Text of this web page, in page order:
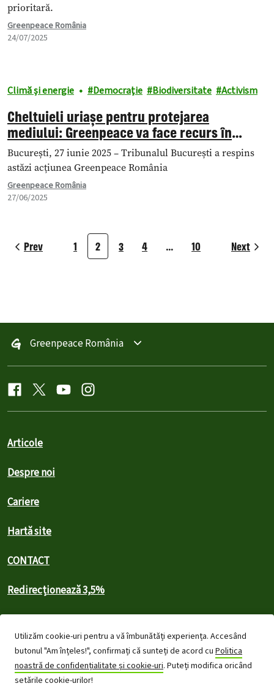
Utilizăm cookie-uri pentru a vă îmbunătăți experiența. Accesând
butonul "Am înțeles!", confirmați că sunteți de acord cu Politica
noastră de confidențialitate și cookie-uri. Puteți modifica oricând
setările cookie-urilor!
prioritară.
Greenpeace România
24/07/2025
Climă și energie Democraţie Biodiversitate Activism
Cheltuieli uriașe pentru protejarea
mediului: Greenpeace va face recurs în
procesul de suspendare a acordului de
mediu pentru Neptun Deep și va formula
plângere la CEDO
București, 27 iunie 2025 – Tribunalul București a respins
astăzi acțiunea Greenpeace România
Greenpeace România
27/06/2025
Prev 1 2 3 4 … 10 Next
Greenpeace România
Articole
Despre noi
Cariere
Hartă site
CONTACT
Redirecționează 3,5%
Termeni
Drepturi de autor